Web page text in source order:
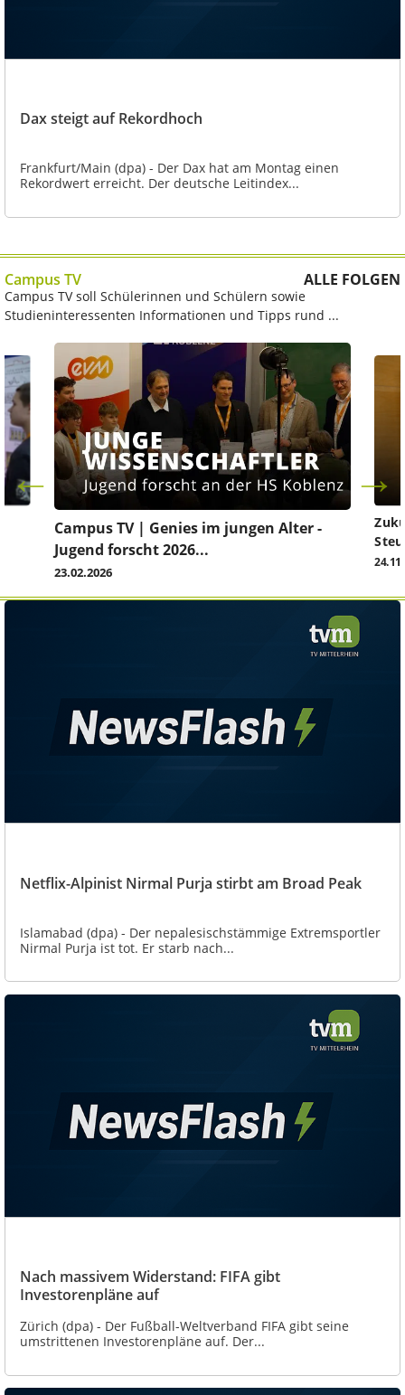
Dax steigt auf Rekordhoch
Frankfurt/Main (dpa) - Der Dax hat am Montag einen
Rekordwert erreicht. Der deutsche Leitindex...
Campus TV ALLE FOLGEN
Campus TV soll Schülerinnen und Schülern sowie
Studieninteressenten Informationen und Tipps rund ...
Campus TV | Genies im jungen Alter -
Jugend forscht 2026...
23.02.2026
Netflix-Alpinist Nirmal Purja stirbt am Broad Peak
Islamabad (dpa) - Der nepalesischstämmige Extremsportler
Nirmal Purja ist tot. Er starb nach...
Nach massivem Widerstand: FIFA gibt
Investorenpläne auf
Zürich (dpa) - Der Fußball-Weltverband FIFA gibt seine
umstrittenen Investorenpläne auf. Der...